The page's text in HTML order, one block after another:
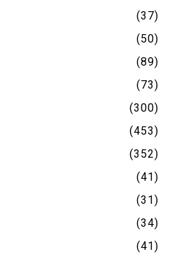
(37)
(50)
(89)
(73)
(300)
(453)
(352)
(41)
(31)
(34)
(41)